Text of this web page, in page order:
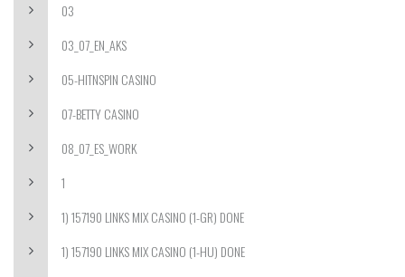
03
03_07_EN_AKS
05-HITNSPIN CASINO
07-BETTY CASINO
08_07_ES_WORK
1
1) 157190 LINKS MIX CASINO (1-GR) DONE
1) 157190 LINKS MIX CASINO (1-HU) DONE